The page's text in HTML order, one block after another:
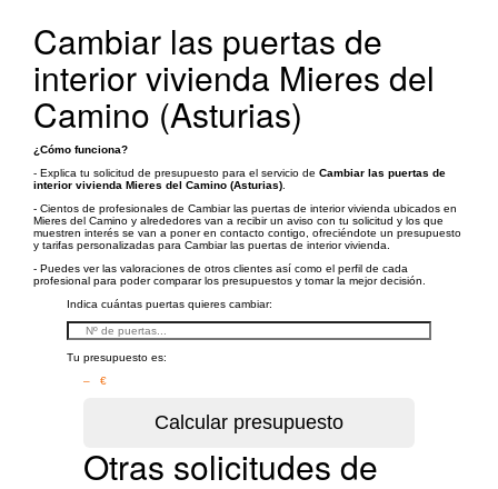
Cambiar las puertas de
interior vivienda Mieres del
Camino (Asturias)
¿Cómo funciona?
- Explica tu solicitud de presupuesto para el servicio de Cambiar las puertas de
interior vivienda Mieres del Camino (Asturias)
- Cientos de profesionales de Cambiar las puertas de interior vivienda ubicados en
Mieres del Camino y alrededores van a recibir un aviso con tu solicitud y los que
muestren interés se van a poner en contacto contigo, ofreciéndote un presupuesto
y tarifas personalizadas para Cambiar las puertas de interior vivienda.
- Puedes ver las valoraciones de otros clientes así como el perfil de cada
profesional para poder comparar los presupuestos y tomar la mejor decisión.
Indica cuántas puertas quieres cambiar:
Tu presupuesto es:
– €
Otras solicitudes de